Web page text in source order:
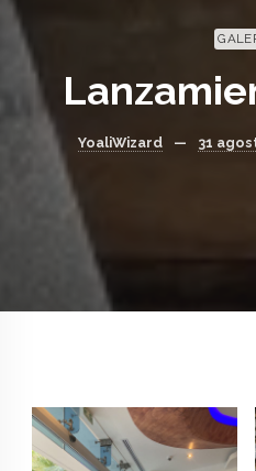
YoaliWizard — 31